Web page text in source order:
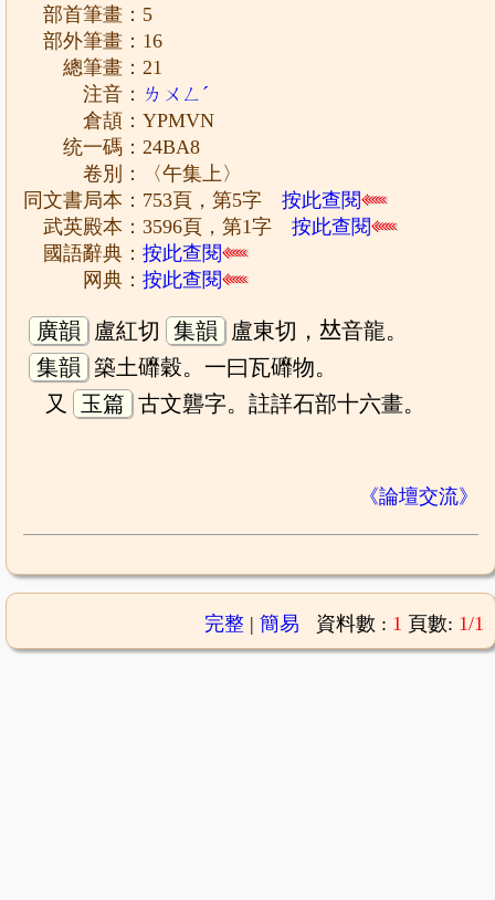
部首筆畫：5
部外筆畫：16
總筆畫：21
注音： ㄌㄨㄥˊ
倉頡：YPMVN
统一碼：24BA8
卷別：〈午集上〉
同文書局本：753頁，第5字按此查閱
武英殿本：3596頁，第1字按此查閱
國語辭典：按此查閱
网典：按此查閱
廣韻 盧紅切 集韻
盧東切，𠀤音龍。
集韻 築土䃺穀。一曰瓦䃺物。
又
玉篇 古文礱字。註詳石部十六畫。
《論壇交流》
完整| 簡易 資料數 : 1 頁數: 1/1